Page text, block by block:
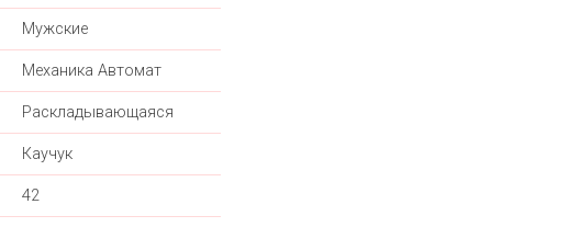
Мужские
Механика Автомат
Раскладывающаяся
Каучук
42